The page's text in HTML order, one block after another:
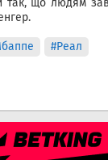
що людям
#Реал